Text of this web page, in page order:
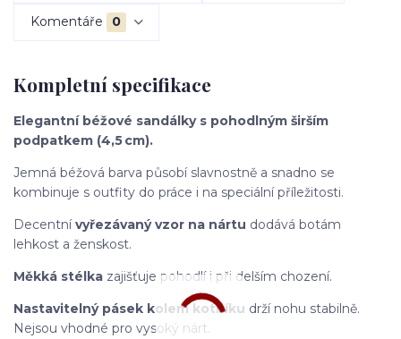
Komentáře 0
Kompletní specifikace
Elegantní béžové sandálky s pohodlným širším
podpatkem (4,5 cm).
Jemná béžová barva působí slavnostně a snadno se
kombinuje s outfity do práce i na speciální příležitosti.
Decentnívyřezávaný vzor na nártu dodává botám
lehkost a ženskost.
Měkká stélka zajišťuje pohodlí i při delším chození.
Nastavitelný pásek kolem kotníku drží nohu stabilně.
Nejsou vhodné pro vysoký nárt.